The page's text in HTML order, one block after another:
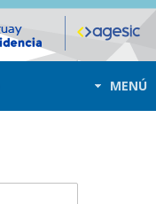
MENÚ